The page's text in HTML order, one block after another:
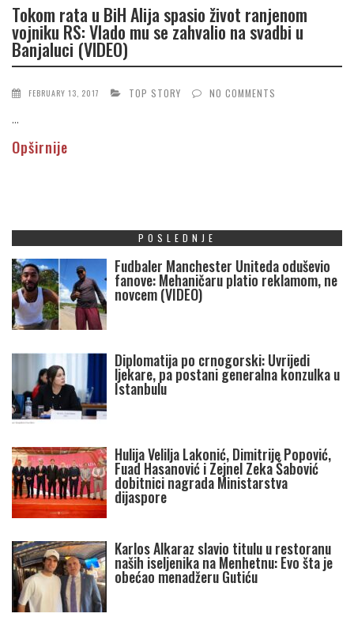
Tokom rata u BiH Alija spasio život ranjenom
vojniku RS: Vlado mu se zahvalio na svadbi u
Banjaluci (VIDEO)
FEBRUARY 13, 2017 TOP STORY NO COMMENTS
...
Opširnije
POSLEDNJE
Fudbaler Manchester Uniteda oduševio
fanove: Mehaničaru platio reklamom, ne
novcem (VIDEO)
Diplomatija po crnogorski: Uvrijedi
ljekare, pa postani generalna konzulka u
Istanbulu
Hulija Velilja Lakonić, Dimitrije Popović,
Fuad Hasanović i Zejnel Zeka Šabović
dobitnici nagrada Ministarstva
dijaspore
Karlos Alkaraz slavio titulu u restoranu
naših iseljenika na Menhetnu: Evo šta je
obećao menadžeru Gutiću